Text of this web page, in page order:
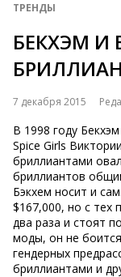
ТРЕНДЫ
БЕКХЭМ И
7 декабря 2015
В 1998 году
Spice Girls
бриллиантами
бриллиантов
Бэкхем носит и
$167,000, но с тех
два раза и стоят
моды, он не
гендерных
бриллиантами и